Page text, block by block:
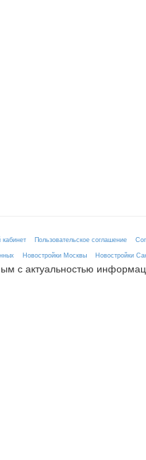
Пользовательское соглашение
Новостройки Москвы Новостройки
с актуальностью